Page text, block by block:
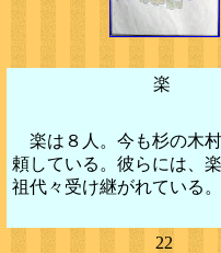
楽
楽は８人。今も杉の木
頼している。彼らには、
祖代々受け継がれている。
22